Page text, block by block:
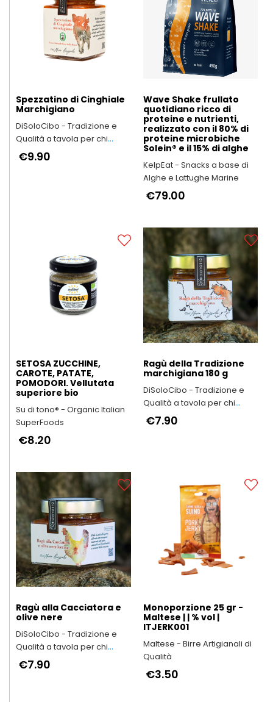
Spezzatino di Cinghiale
Marchigiano
DiSoloCibo - Tradizione e
Qualità a tavola per chi
vuole dedicare tempo a chi
ama
€9.90
Wave Shake frullato
quotidiano ricco di
proteine e nutrienti,
realizzato con il 80% di
proteine microbiche
Solein® e il 15% di alghe
KelpEat - Snacks a base di
Alghe e Lattughe Marine
€79.00
SETOSA ZUCCHINE,
CAROTE, PATATE,
POMODORI. Vellutata
superiore bio
Su di tono® - Organic Italian
SuperFoods
€8.20
Ragù della Tradizione
marchigiana 180 g
DiSoloCibo - Tradizione e
Qualità a tavola per chi
vuole dedicare tempo a chi
ama
€7.90
Ragù alla Cacciatora e
olive nere
DiSoloCibo - Tradizione e
Qualità a tavola per chi
vuole dedicare tempo a chi
ama
€7.90
Monoporzione 25 gr -
Maltese | | % vol |
ITJERK001
Maltese - Birre Artigianali di
Qualità
€3.50